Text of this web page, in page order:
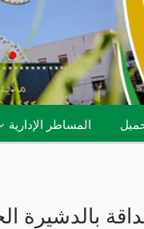
المساطر الإدارية
بالدشيرة